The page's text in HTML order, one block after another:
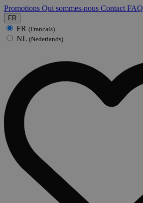
Promotions Qui sommes-nous Contact FAQ
FR
FR (Francais)
NL (Nederlands)